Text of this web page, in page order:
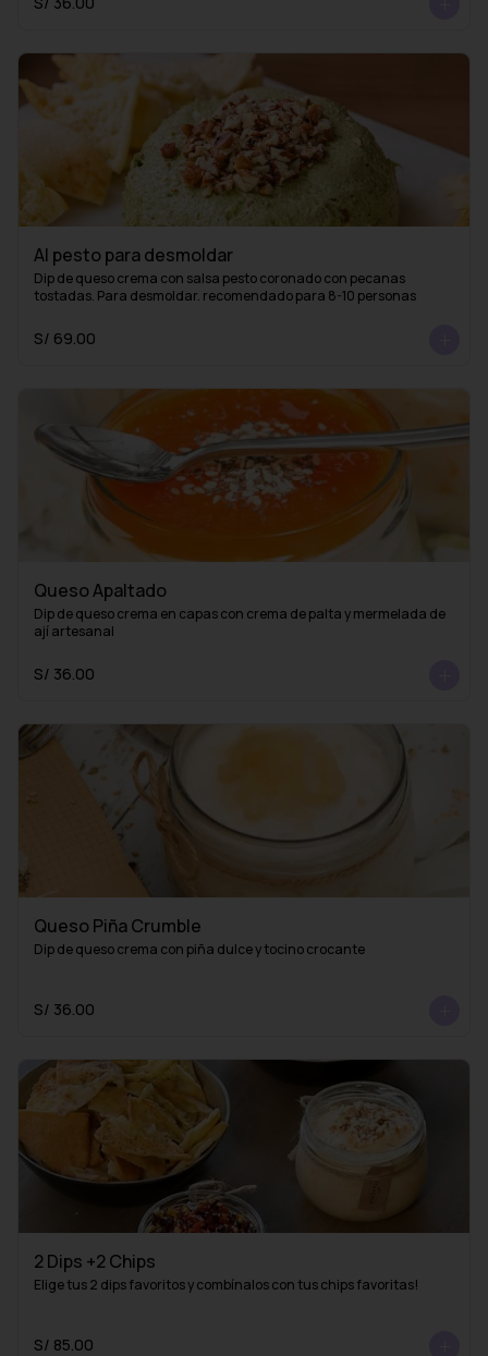
Al pesto para desmoldar
Dip de queso crema con salsa pesto coronado con pecanas
tostadas. Para desmoldar. recomendado para 8-10 personas
S/ 69.00
Queso Apaltado
Dip de queso crema en capas con crema de palta y mermelada de
ají artesanal
S/ 36.00
Queso Piña Crumble
Dip de queso crema con piña dulce y tocino crocante
S/ 36.00
2 Dips +2 Chips
Elige tus 2 dips favoritos y combínalos con tus chips favoritas!
S/ 85.00